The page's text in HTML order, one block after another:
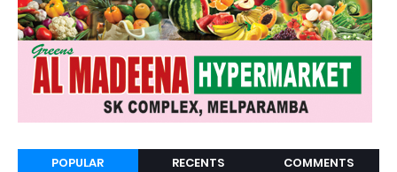
POPULAR RECENTS COMMENTS